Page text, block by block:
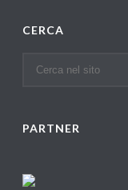
CERCA
PARTNER